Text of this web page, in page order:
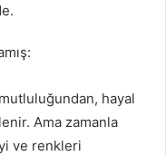
hayal
Ama zamanla
ve renkleri